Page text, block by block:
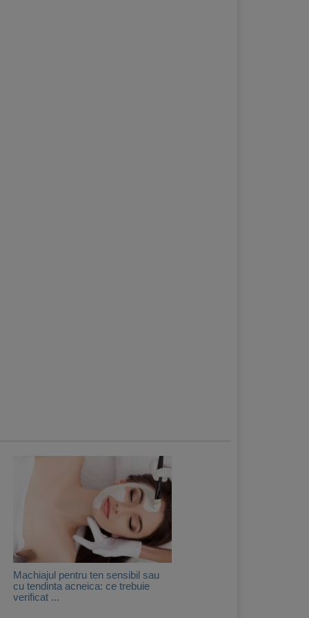
Machiajul pentru ten sensibil sau
cu tendinta acneica: ce trebuie
verificat ...